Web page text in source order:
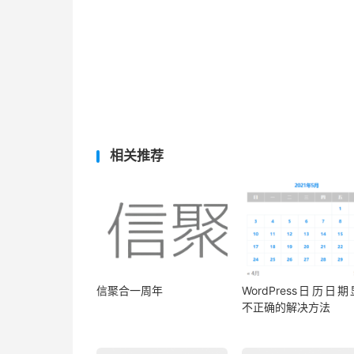
相关推荐
信聚合一周年
WordPress日历日期
不正确的解决方法